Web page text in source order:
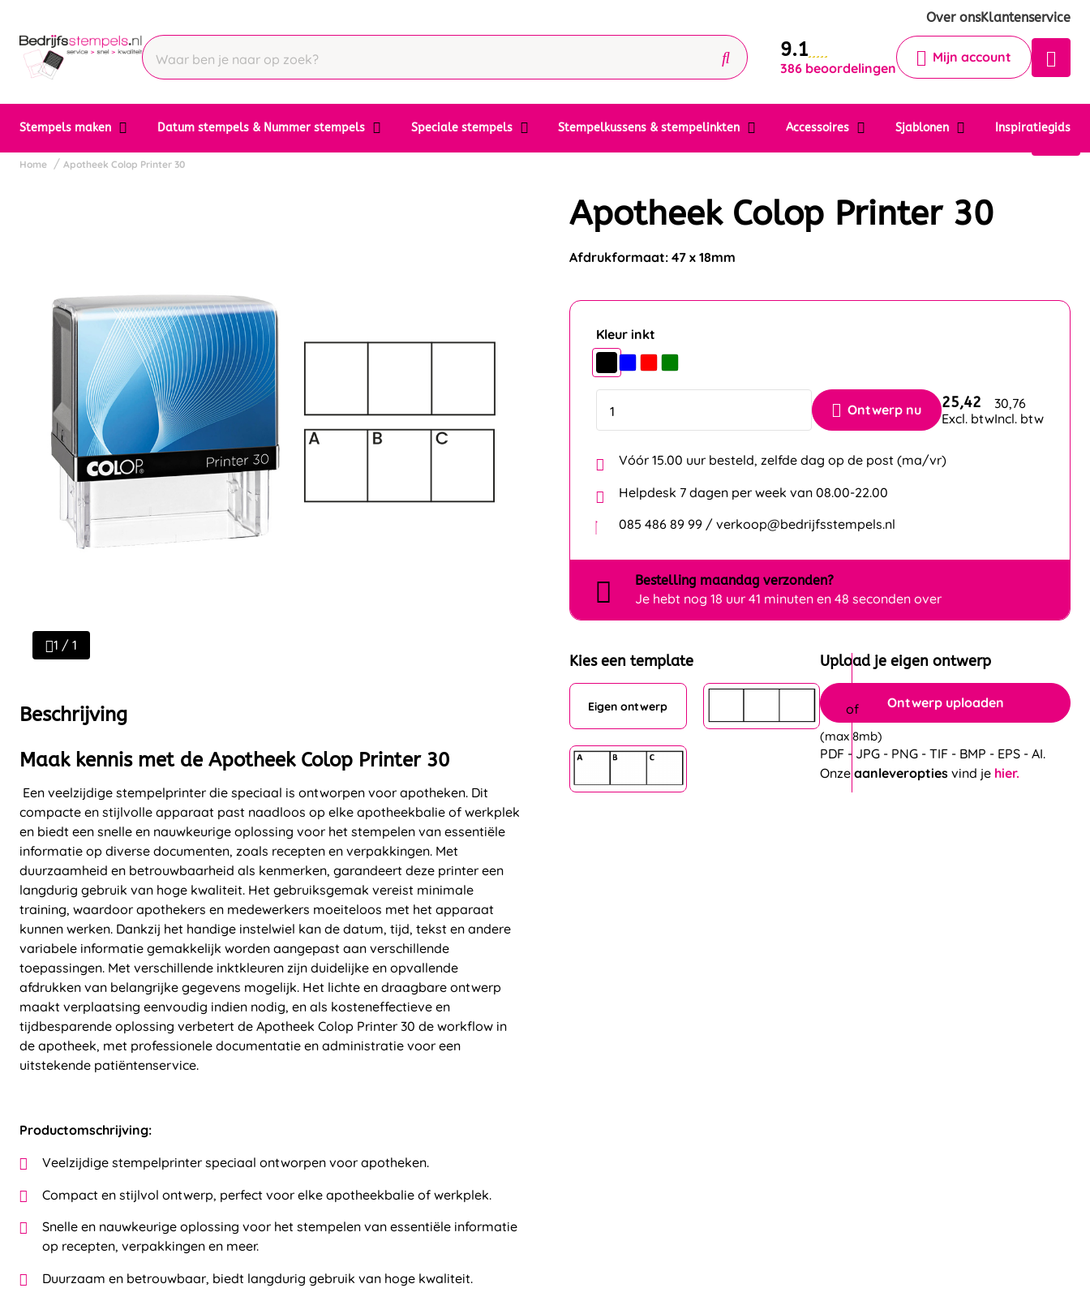
Over onsKlantenservice
9.1
386 beoordelingen
Mijn account
Stempels maken Datum stempels & Nummer stempels Speciale stempels Stempelkussens & stempelinkten Accessoires Sjablonen Inspiratiegids
Krijg een antwoord op uw vraag
Chat 24/7 met onze chatbot voor
Contact
Home Apotheek Colop Printer 30
1 / 1
Beschrijving
Maak kennis met de Apotheek Colop Printer 30
Een veelzijdige stempelprinter die speciaal is ontworpen voor apotheken. Dit
compacte en stijlvolle apparaat past naadloos op elke apotheekbalie of werkplek
en biedt een snelle en nauwkeurige oplossing voor het stempelen van essentiële
informatie op diverse documenten, zoals recepten en verpakkingen. Met
duurzaamheid en betrouwbaarheid als kenmerken, garandeert deze printer een
langdurig gebruik van hoge kwaliteit. Het gebruiksgemak vereist minimale
training, waardoor apothekers en medewerkers moeiteloos met het apparaat
kunnen werken. Dankzij het handige instelwiel kan de datum, tijd, tekst en andere
variabele informatie gemakkelijk worden aangepast aan verschillende
toepassingen. Met verschillende inktkleuren zijn duidelijke en opvallende
afdrukken van belangrijke gegevens mogelijk. Het lichte en draagbare ontwerp
maakt verplaatsing eenvoudig indien nodig, en als kosteneffectieve en
tijdbesparende oplossing verbetert de Apotheek Colop Printer 30 de workflow in
de apotheek, met professionele documentatie en administratie voor een
uitstekende patiëntenservice.
Productomschrijving:
Veelzijdige stempelprinter speciaal ontworpen voor apotheken.
Compact en stijlvol ontwerp, perfect voor elke apotheekbalie of werkplek.
Snelle en nauwkeurige oplossing voor het stempelen van essentiële informatie
op recepten, verpakkingen en meer.
Duurzaam en betrouwbaar, biedt langdurig gebruik van hoge kwaliteit.
Apotheek Colop Printer 30
Afdrukformaat: 47 x 18mm
Excl. btw
Vóór 15.00 uur besteld, zelfde dag op de post (ma/vr)
Helpdesk 7 dagen per week van 08.00-22.00
085 486 89 99 / verkoop@bedrijfsstempels.nl
Je hebt nog18 uur 41 minuten en 47 seconden over
Eigen ontwerp
(max 8mb)
PDF - JPG - PNG - TIF - BMP - EPS - AI.
Onze
aanleveropties vind je hier.